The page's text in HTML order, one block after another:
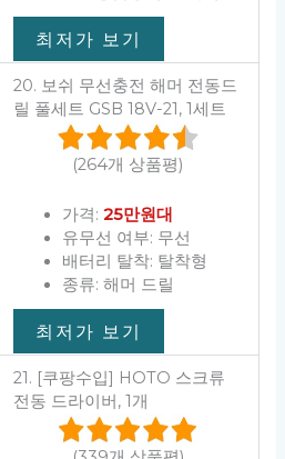
최저가 보기
20. 보쉬 무선충전 해머 전동드
릴 풀세트 GSB 18V-21, 1세트
(264개 상품평)
가격: 25만원대
유무선 여부: 무선
배터리 탈착: 탈착형
종류: 해머 드릴
최저가 보기
21. [쿠팡수입] HOTO 스크류
전동 드라이버, 1개